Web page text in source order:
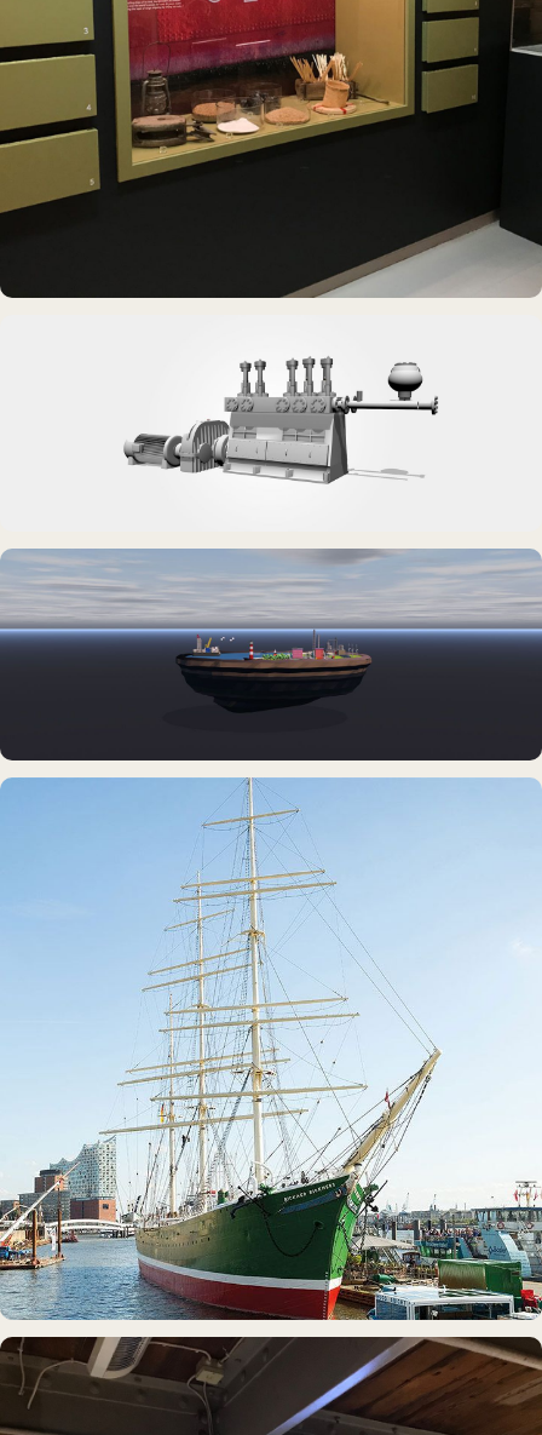
DAUERAUSSTELLUNG · 3D · FILM
Erdölmuseum Twist
DAUERAUSSTELLUNG · VR
Erlebnisraum Büsum
MUSEUMSSCHIFF · AUSSTELLUNG
Rickmer Rickmers